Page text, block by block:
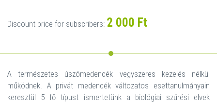
Discount price for subscribers: 2 000 Ft
A természetes úszómedencék vegyszeres kezelés nélkül
működnek. A privát medencék változatos esettanulmányain
keresztül 5 fő típust ismertetünk a biológiai szűrési elvek